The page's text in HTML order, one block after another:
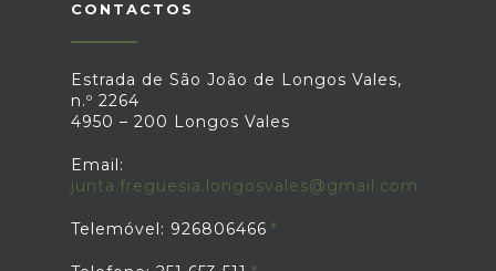
CONTACTOS
Estrada de São João de Longos Vales,
n.º 2264
4950 – 200 Longos Vales
Email:
junta.freguesia.longosvales@gmail.com
Telemóvel: 926806466